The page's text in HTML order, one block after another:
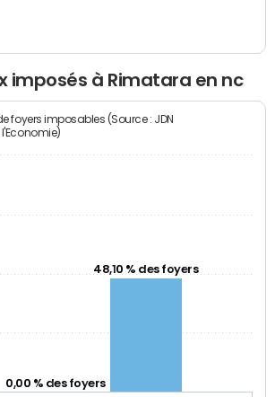
imposés à Rimatara en nc
foyers imposables (Source : JDN
0,00 % des foyers
48,10 % des foyers